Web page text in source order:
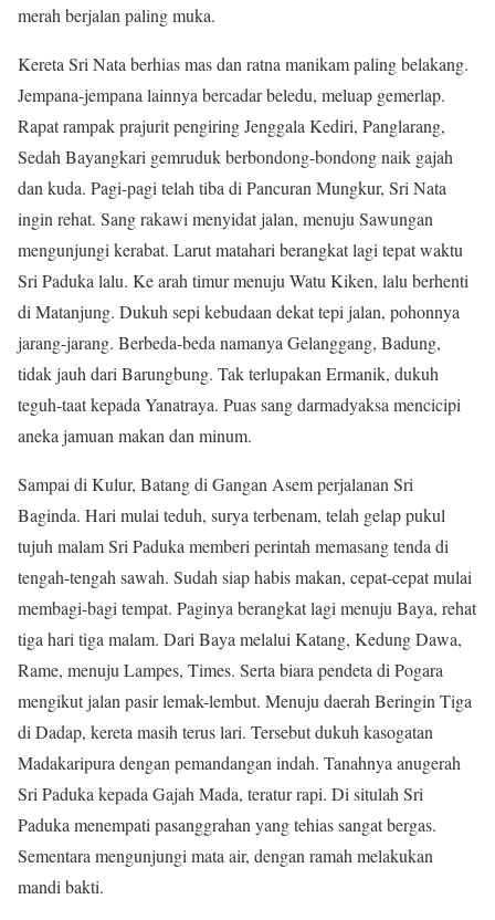
merah berjalan paling muka.
Kereta Sri Nata berhias mas dan ratna manikam paling belakang.
Jempana-jempana lainnya bercadar beledu, meluap gemerlap.
Rapat rampak prajurit pengiring Jenggala Kediri, Panglarang,
Sedah Bayangkari gemruduk berbondong-bondong naik gajah
dan kuda. Pagi-pagi telah tiba di Pancuran Mungkur, Sri Nata
ingin rehat. Sang rakawi menyidat jalan, menuju Sawungan
mengunjungi kerabat. Larut matahari berangkat lagi tepat waktu
Sri Paduka lalu. Ke arah timur menuju Watu Kiken, lalu berhenti
di Matanjung. Dukuh sepi kebudaan dekat tepi jalan, pohonnya
jarang-jarang. Berbeda-beda namanya Gelanggang, Badung,
tidak jauh dari Barungbung. Tak terlupakan Ermanik, dukuh
teguh-taat kepada Yanatraya. Puas sang darmadyaksa mencicipi
aneka jamuan makan dan minum.
Sampai di Kulur, Batang di Gangan Asem perjalanan Sri
Baginda. Hari mulai teduh, surya terbenam, telah gelap pukul
tujuh malam Sri Paduka memberi perintah memasang tenda di
tengah-tengah sawah. Sudah siap habis makan, cepat-cepat mulai
membagi-bagi tempat. Paginya berangkat lagi menuju Baya, rehat
tiga hari tiga malam. Dari Baya melalui Katang, Kedung Dawa,
Rame, menuju Lampes, Times. Serta biara pendeta di Pogara
mengikut jalan pasir lemak-lembut. Menuju daerah Beringin Tiga
di Dadap, kereta masih terus lari. Tersebut dukuh kasogatan
Madakaripura dengan pemandangan indah. Tanahnya anugerah
Sri Paduka kepada Gajah Mada, teratur rapi. Di situlah Sri
Paduka menempati pasanggrahan yang tehias sangat bergas.
Sementara mengunjungi mata air, dengan ramah melakukan
mandi bakti.